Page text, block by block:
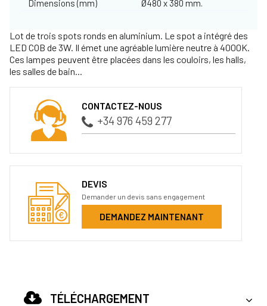
Dimensions (mm)
Ø480 x 380 mm.
Lot de trois spots ronds en aluminium. Le spot a intégré des
LED COB de 3W. Il émet une agréable lumière neutre à 4000K.
Ces lampes peuvent être placées dans les couloirs, les halls,
les salles de bain...
CONTACTEZ-NOUS
+34 976 459 277
DEVIS
Demander un devis sans engagement
DEMANDEZ MAINTENANT
TÉLÉCHARGEMENT